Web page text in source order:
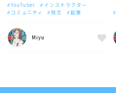
YouTuber
インストラクター
コミュニティ
独立 起業
Miyu